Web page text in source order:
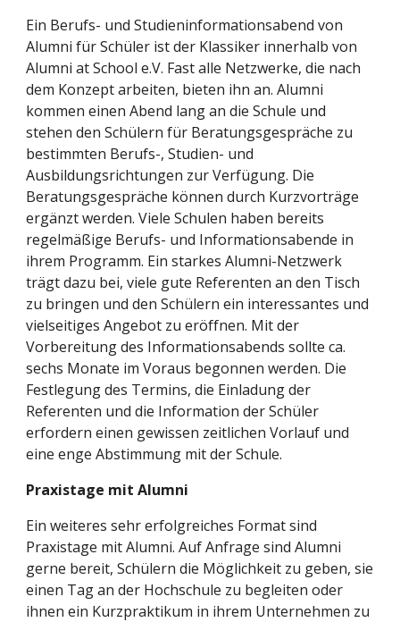
Ein Berufs- und Studieninformationsabend von
Alumni für Schüler ist der Klassiker innerhalb von
Alumni at School e.V. Fast alle Netzwerke, die nach
dem Konzept arbeiten, bieten ihn an. Alumni
kommen einen Abend lang an die Schule und
stehen den Schülern für Beratungsgespräche zu
bestimmten Berufs-, Studien- und
Ausbildungsrichtungen zur Verfügung. Die
Beratungsgespräche können durch Kurzvorträge
ergänzt werden. Viele Schulen haben bereits
regelmäßige Berufs- und Informationsabende in
ihrem Programm. Ein starkes Alumni-Netzwerk
trägt dazu bei, viele gute Referenten an den Tisch
zu bringen und den Schülern ein interessantes und
vielseitiges Angebot zu eröffnen. Mit der
Vorbereitung des Informationsabends sollte ca.
sechs Monate im Voraus begonnen werden. Die
Festlegung des Termins, die Einladung der
Referenten und die Information der Schüler
erfordern einen gewissen zeitlichen Vorlauf und
eine enge Abstimmung mit der Schule.
Praxistage mit Alumni
Ein weiteres sehr erfolgreiches Format sind
Praxistage mit Alumni. Auf Anfrage sind Alumni
gerne bereit, Schülern die Möglichkeit zu geben, sie
einen Tag an der Hochschule zu begleiten oder
ihnen ein Kurzpraktikum in ihrem Unternehmen zu